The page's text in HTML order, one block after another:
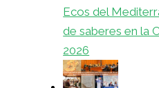
Ecos del
de saberes en la
2026